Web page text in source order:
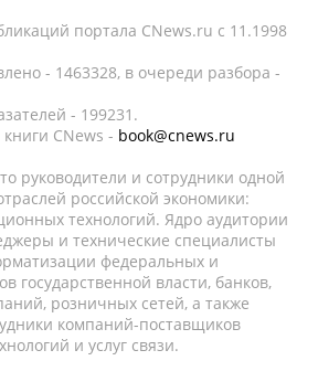
портала CNews.ru c 11.1998
- 1463328, в очереди разбора -
- 199231.
CNews - book@cnews.ru
руководители и сотрудники одной
российской экономики:
технологий. Ядро аудитории
и технические специалисты
федеральных и
государственной власти, банков,
розничных сетей, а также
компаний-поставщиков
и услуг связи.